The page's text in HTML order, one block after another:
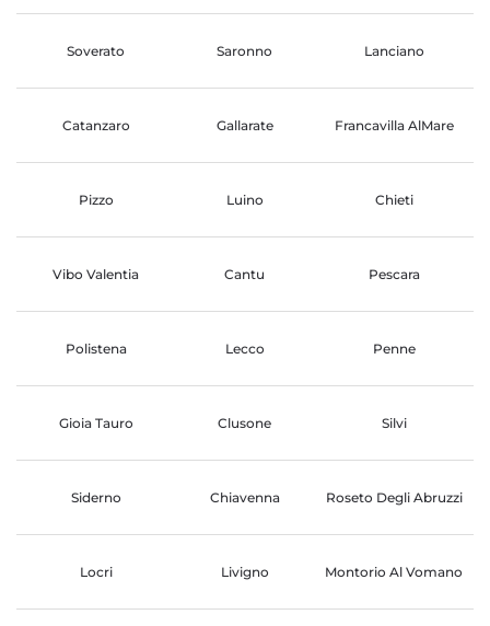
Soverato Saronno Lanciano
Catanzaro Gallarate Francavilla AlMare
Pizzo Luino Chieti
Vibo Valentia Cantu Pescara
Polistena Lecco Penne
Gioia Tauro Clusone Silvi
Siderno Chiavenna Roseto Degli Abruzzi
Locri Livigno Montorio Al Vomano